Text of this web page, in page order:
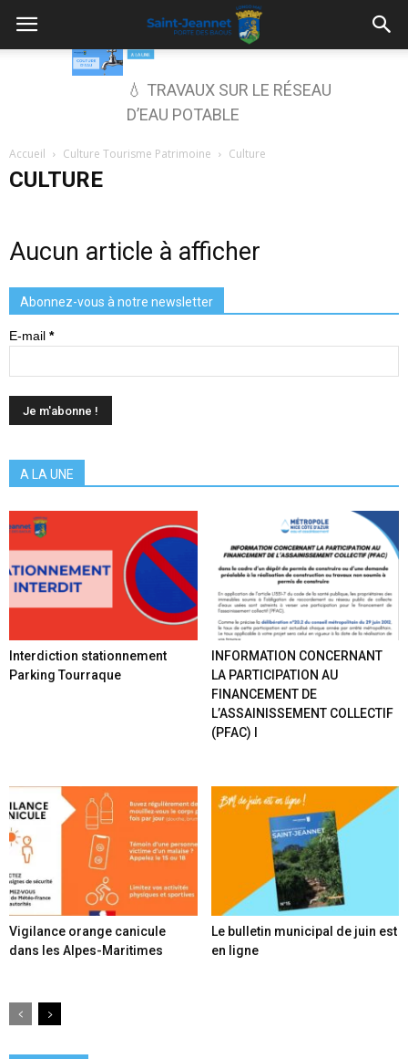
💧 TRAVAUX SUR LE RÉSEAU
D’EAU POTABLE
Accueil Culture Tourisme Patrimoine Culture
CULTURE
Aucun article à afficher
Abonnez-vous à notre newsletter
E-mail *
A LA UNE
Interdiction stationnement
Parking Tourraque
INFORMATION CONCERNANT
LA PARTICIPATION AU
FINANCEMENT DE
L’ASSAINISSEMENT COLLECTIF
(PFAC) I
Vigilance orange canicule
dans les Alpes-Maritimes
Le bulletin municipal de juin est
en ligne